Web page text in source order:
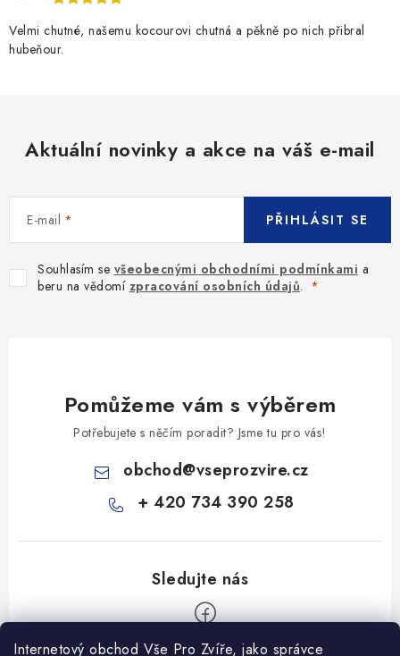
Internetový obchod Vše Pro Zvíře, jako správce
Velmi chutné, našemu kocourovi chutná a pěkně po nich přibral
hubeňour.
Aktuální novinky a akce na váš e-mail
E-mail
Souhlasím se všeobecnými obchodními podmínkami a
beru na vědomí zpracování osobních údajů.
PŘIHLÁSIT SE
Pomůžeme vám s výběrem
Potřebujete s něčím poradit? Jsme tu pro vás!
obchod@vseprozvire.cz
+ 420 734 390 258